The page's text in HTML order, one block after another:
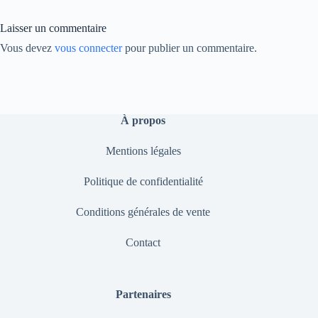
Laisser un commentaire
Vous devez vous connecterpour publier un commentaire.
À propos
Mentions légales
Politique de confidentialité
Conditions générales de vente
Contact
Partenaires